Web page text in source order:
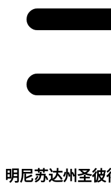
明尼苏达州圣彼